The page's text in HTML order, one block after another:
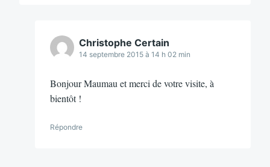
Christophe Certain
14 septembre 2015 à 14 h 02 min
Bonjour Maumau et merci de votre visite, à
bientôt !
Répondre